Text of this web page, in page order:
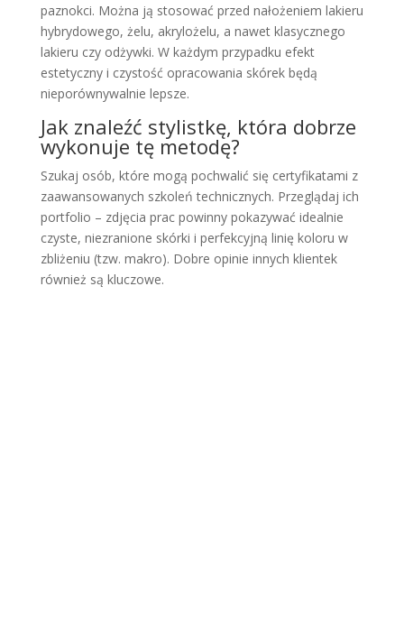
paznokci. Można ją stosować przed nałożeniem lakieru
hybrydowego, żelu, akrylożelu, a nawet klasycznego
lakieru czy odżywki. W każdym przypadku efekt
estetyczny i czystość opracowania skórek będą
nieporównywalnie lepsze.
Jak znaleźć stylistkę, która dobrze
wykonuje tę metodę?
Szukaj osób, które mogą pochwalić się certyfikatami z
zaawansowanych szkoleń technicznych. Przeglądaj ich
portfolio – zdjęcia prac powinny pokazywać idealnie
czyste, niezranione skórki i perfekcyjną linię koloru w
zbliżeniu (tzw. makro). Dobre opinie innych klientek
również są kluczowe.